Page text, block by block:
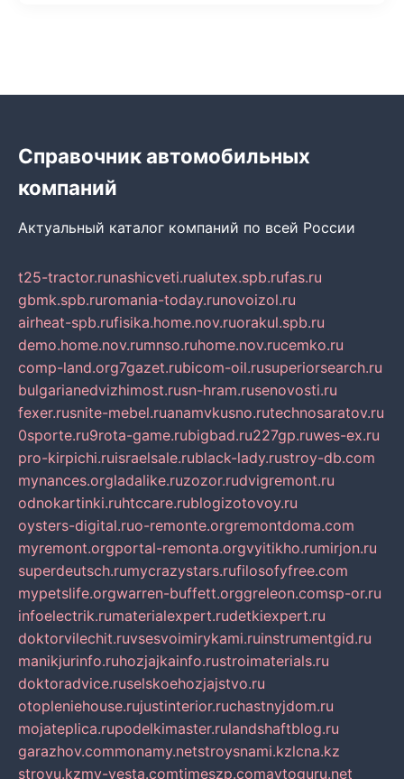
Справочник автомобильных
компаний
Актуальный каталог компаний по всей России
t25-tractor.runashicveti.rualutex.spb.rufas.ru
gbmk.spb.ruromania-today.runovoizol.ru
airheat-spb.rufisika.home.nov.ruorakul.spb.ru
demo.home.nov.rumnso.ruhome.nov.rucemko.ru
comp-land.org7gazet.rubicom-oil.rusuperiorsearch.ru
bulgarianedvizhimost.rusn-hram.rusenovosti.ru
fexer.rusnite-mebel.ruanamvkusno.rutechnosaratov.ru
0sporte.ru9rota-game.rubigbad.ru227gp.ruwes-ex.ru
pro-kirpichi.ruisraelsale.rublack-lady.rustroy-db.com
mynances.orgladalike.ruzozor.rudvigremont.ru
odnokartinki.ruhtccare.rublogizotovoy.ru
oysters-digital.ruo-remonte.orgremontdoma.com
myremont.orgportal-remonta.orgvyitikho.rumirjon.ru
superdeutsch.rumycrazystars.rufilosofyfree.com
mypetslife.orgwarren-buffett.orggreleon.comsp-or.ru
infoelectrik.rumaterialexpert.rudetkiexpert.ru
doktorvilechit.ruvsesvoimirykami.ruinstrumentgid.ru
manikjurinfo.ruhozjajkainfo.rustroimaterials.ru
doktoradvice.ruselskoehozjajstvo.ru
otopleniehouse.rujustinterior.ruchastnyjdom.ru
mojateplica.rupodelkimaster.rulandshaftblog.ru
garazhov.commonamy.netstroysnami.kzlcna.kz
stroyu.kzmy-vesta.comtimeszp.comavtoguru.net